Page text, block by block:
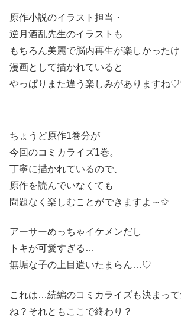
原作小説のイラスト担当・
逆月酒乱先生のイラストも
もちろん美麗で脳内再生が楽しかったけ
漫画として描かれていると
やっぱりまた違う楽しみがありますね
ちょうど原作1巻分が
今回のコミカライズ1巻。
丁寧に描かれているので、
原作を読んでいなくても
問題なく楽しむことができますよ～✩
アーサーめっちゃイケメンだし
トキが可愛すぎる…
無垢な子の上目遣いたまらん…♡
これは…続編のコミカライズも決まっ
ね？それともここで終わり？